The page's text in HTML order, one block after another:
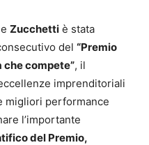
Zucchetti è stata
del “Premio
che compete”, il
imprenditoriali
migliori performance
l’importante
del Premio,